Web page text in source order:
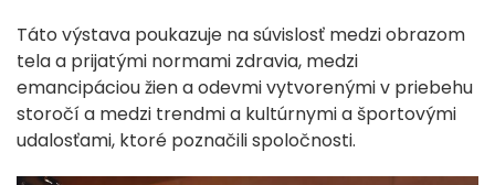
Táto výstava poukazuje na súvislosť medzi obrazom
tela a prijatými normami zdravia, medzi
emancipáciou žien a odevmi vytvorenými v priebehu
storočí a medzi trendmi a kultúrnymi a športovými
udalosťami, ktoré poznačili spoločnosti.